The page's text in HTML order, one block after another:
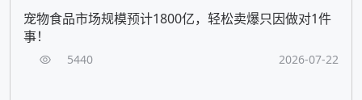
宠物食品市场规模预计1800亿，轻松卖爆只因做对1件
事！
5440 2026-07-22